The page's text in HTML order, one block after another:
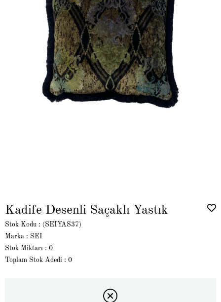
Kadife Desenli Saçaklı Yastık
Stok Kodu
(SEIYAS37)
Marka : SEI
Stok Miktarı : 0
Toplam Stok Adedi : 0